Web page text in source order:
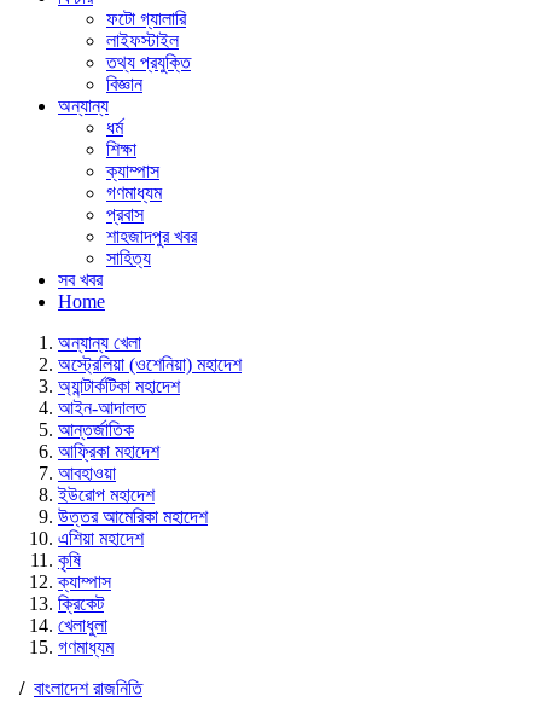
ফটো গ্যালারি
লাইফস্টাইল
তথ্য প্রযুক্তি
বিজ্ঞান
অন্যান্য
ধর্ম
শিক্ষা
ক্যাম্পাস
গণমাধ্যম
প্রবাস
শাহজাদপুর খবর
সাহিত্য
সব খবর
Home
অন্যান্য খেলা
অস্ট্রেলিয়া (ওশেনিয়া) মহাদেশ
অ্যান্টার্কটিকা মহাদেশ
আইন-আদালত
আন্তর্জাতিক
আফ্রিকা মহাদেশ
আবহাওয়া
ইউরোপ মহাদেশ
উত্তর আমেরিকা মহাদেশ
এশিয়া মহাদেশ
কৃষি
ক্যাম্পাস
ক্রিকেট
খেলাধুলা
গণমাধ্যম
/ বাংলাদেশ রাজনিতি